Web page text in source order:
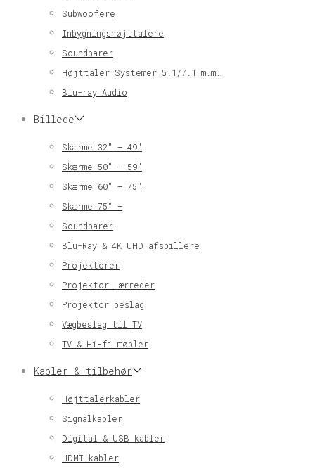
Subwoofere
Inbygningshøjttalere
Soundbarer
Højttaler Systemer 5.1/7.1 m.m.
Blu-ray Audio
Billede
Skærme 32″ – 49″
Skærme 50″ – 59″
Skærme 60″ – 75″
Skærme 75″ +
Soundbarer
Blu-Ray & 4K UHD afspillere
Projektorer
Projektor Lærreder
Projektor beslag
Vægbeslag til TV
TV & Hi-fi møbler
Kabler & tilbehør
Højttalerkabler
Signalkabler
Digital & USB kabler
HDMI kabler